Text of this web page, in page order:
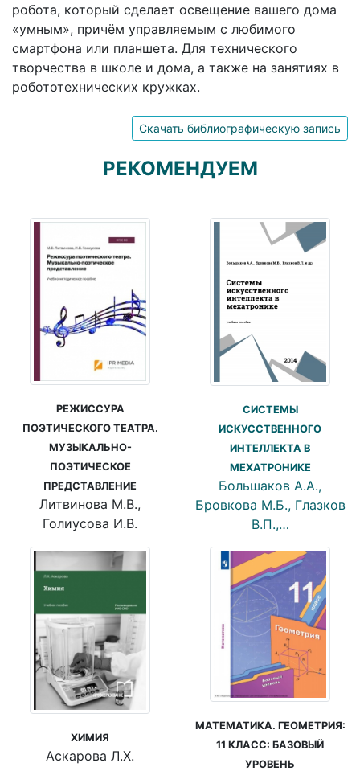
робота, который сделает освещение вашего дома
«умным», причём управляемым с любимого
смартфона или планшета. Для технического
творчества в школе и дома, а также на занятиях в
робототехнических кружках.
Скачать библиографическую запись
РЕКОМЕНДУЕМ
РЕЖИССУРА
ПОЭТИЧЕСКОГО ТЕАТРА.
МУЗЫКАЛЬНО-
ПОЭТИЧЕСКОЕ
ПРЕДСТАВЛЕНИЕ
Литвинова М.В.,
Голиусова И.В.
СИСТЕМЫ
ИСКУССТВЕННОГО
ИНТЕЛЛЕКТА В
МЕХАТРОНИКЕ
Большаков А.А.,
Бровкова М.Б., Глазков
В.П.,…
ХИМИЯ
Аскарова Л.Х.
МАТЕМАТИКА. ГЕОМЕТРИЯ:
11 КЛАСС: БАЗОВЫЙ
УРОВЕНЬ